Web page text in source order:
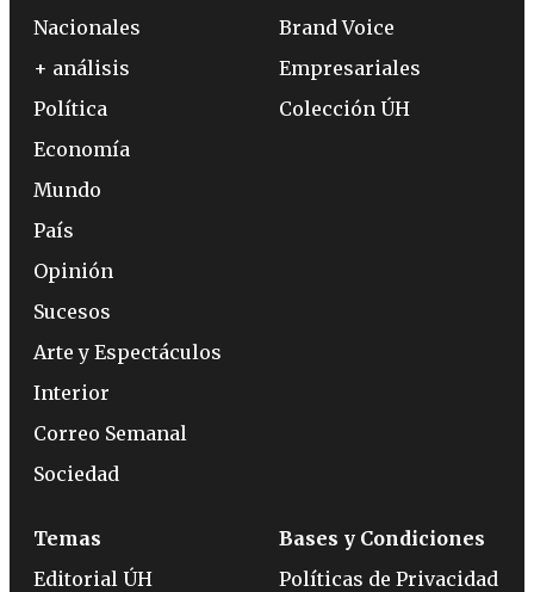
Nacionales
+ análisis
Política
Economía
Mundo
País
Opinión
Sucesos
Arte y Espectáculos
Interior
Correo Semanal
Sociedad
Brand Voice
Empresariales
Colección ÚH
Temas
Editorial ÚH
Bases y Condiciones
Políticas de Privacidad